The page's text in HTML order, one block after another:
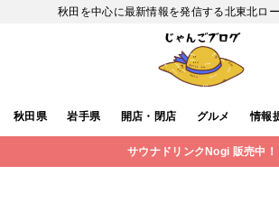
秋田を中心に最新情報を発信する北東北ロ
秋田県 岩手県 開店・閉店 グルメ 情報
サウナドリンクNogi 販売中！